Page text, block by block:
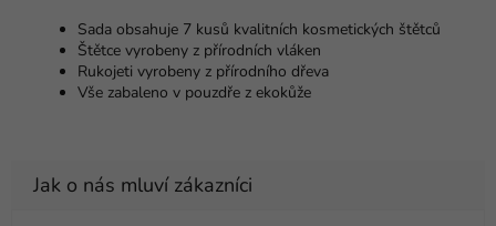
Sada obsahuje 7 kusů kvalitních kosmetických štětců
Štětce vyrobeny z přírodních vláken
Rukojeti vyrobeny z přírodního dřeva
Vše zabaleno v pouzdře z ekokůže